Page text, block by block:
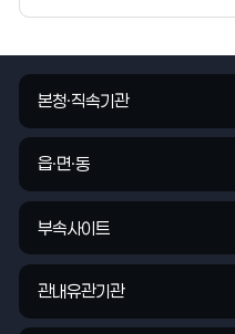
평
가
입
력
관
기
바
가
기
본청·직속기관
읍·면·동
부속사이트
관내유관기관